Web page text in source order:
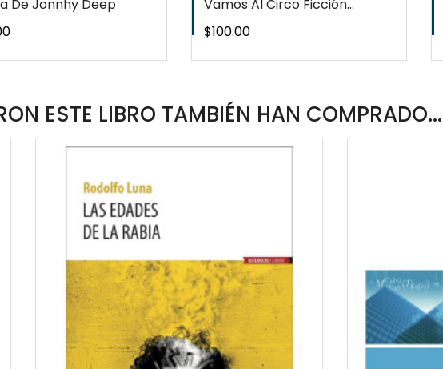
De Jonnhy Deep
Vamos Al Circo Ficción...
Precio
$100.00
ESTE LIBRO TAMBIÉN HAN COMPRADO...
QUICKVIEW
WISHLIST